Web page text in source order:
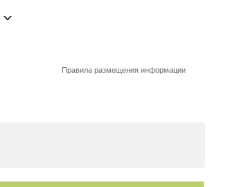
Правила размещения информации